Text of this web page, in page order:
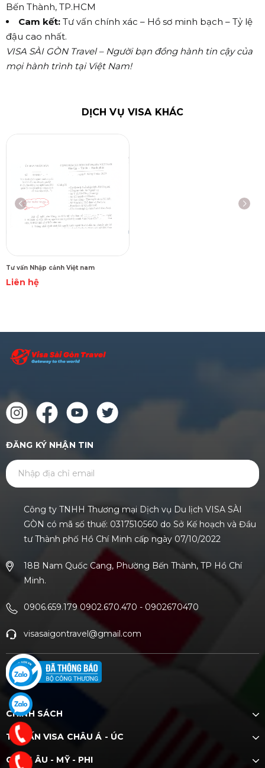
Bến Thành, TP.HCM
Cam kết: Tư vấn chính xác – Hồ sơ minh bạch – Tỷ lệ
đậu cao nhất.
VISA SÀI GÒN Travel – Người bạn đồng hành tin cậy của
mọi hành trình tại Việt Nam!
DỊCH VỤ VISA KHÁC
Tư vấn Nhập cảnh Việt nam
Liên hệ
ĐĂNG KÝ NHẬN TIN
Công ty TNHH Thương mại Dịch vụ Du lịch VISA SÀI
GÒN có mã số thuế: 0317510560 do Sở Kế hoạch và Đầu
tư Thành phố Hồ Chí Minh cấp ngày 07/10/2022
18B Nam Quốc Cang, Phường Bến Thành, TP Hồ Chí
Minh.
0906.659.179 0902.670.470 - 0902670470
visasaigontravel@gmail.com
CHÍNH SÁCH
TƯ VẤN VISA CHÂU Á - ÚC
CHÂU ÂU - MỸ - PHI